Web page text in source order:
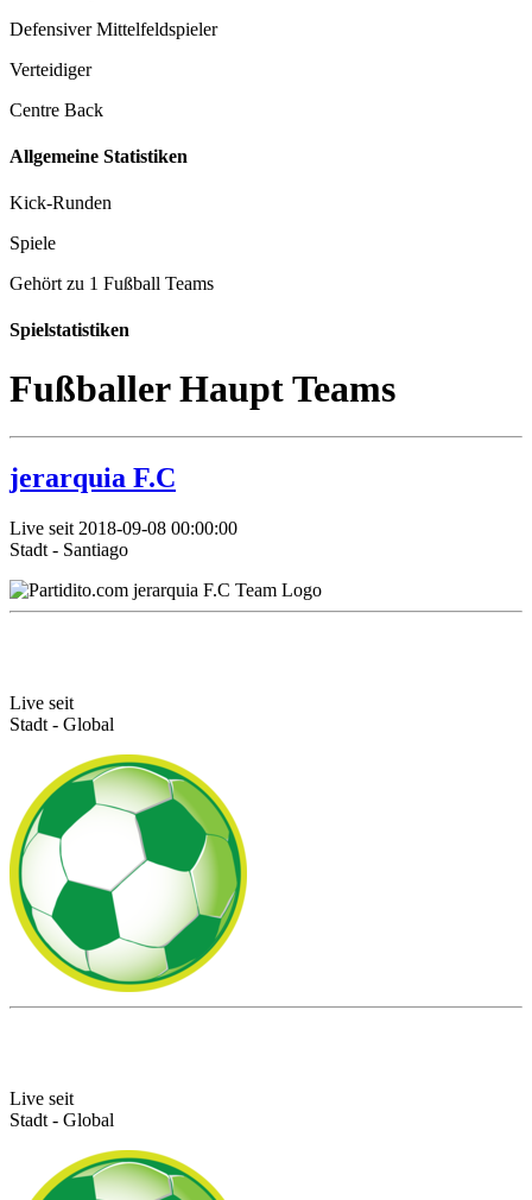
Defensiver Mittelfeldspieler
Verteidiger
Centre Back
Allgemeine Statistiken
Kick-Runden
Spiele
Gehört zu 1 Fußball Teams
Spielstatistiken
Fußballer Haupt Teams
jerarquia F.C
Live seit 2018-09-08 00:00:00
Stadt - Santiago
Live seit
Stadt - Global
Live seit
Stadt - Global